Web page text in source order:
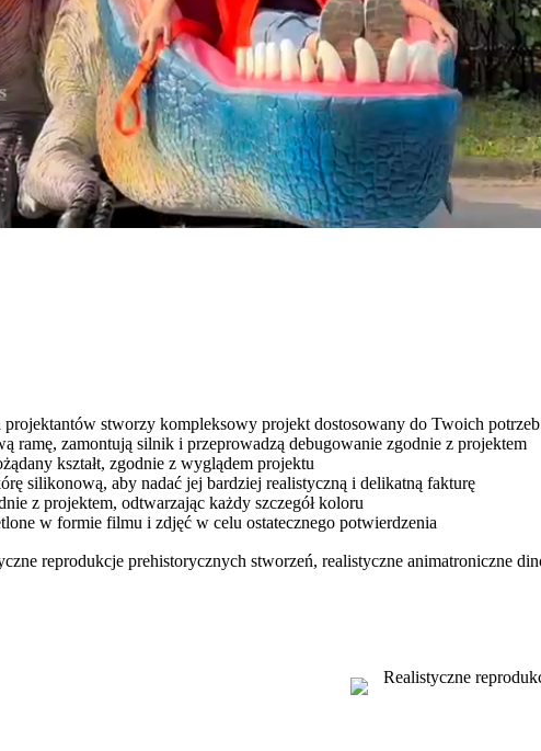
projektantów stworzy kompleksowy projekt dostosowany do Twoich potrzeb
ramę, zamontują silnik i przeprowadzą debugowanie zgodnie z projektem
kształt, zgodnie z wyglądem projektu
silikonową, aby nadać jej bardziej realistyczną i delikatną fakturę
z projektem, odtwarzając każdy szczegół koloru
w formie filmu i zdjęć w celu ostatecznego potwierdzenia